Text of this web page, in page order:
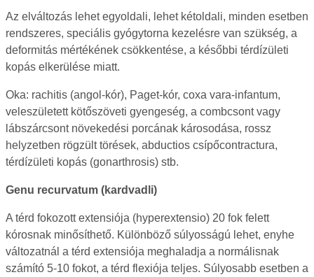
Az elváltozás lehet egyoldali, lehet kétoldali, minden esetben
rendszeres, speciális gyógytorna kezelésre van szükség, a
deformitás mértékének csökkentése, a későbbi térdízületi
kopás elkerülése miatt.
Oka: rachitis (angol-kór), Paget-kór, coxa vara-infantum,
veleszületett kötőszöveti gyengeség, a combcsont vagy
lábszárcsont növekedési porcának károsodása, rossz
helyzetben rögzült törések, abductios csípőcontractura,
térdízületi kopás (gonarthrosis) stb.
Genu recurvatum (kardvadli)
A térd fokozott extensiója (hyperextensio) 20 fok felett
kórosnak minősíthető. Különböző súlyosságú lehet, enyhe
változatnál a térd extensiója meghaladja a normálisnak
számító 5-10 fokot, a térd flexiója teljes. Súlyosabb esetben a